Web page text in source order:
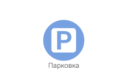
Парковка